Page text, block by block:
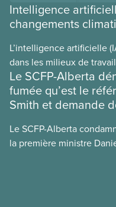
Intelligence
changements
L’intelligence artificielle
dans les milieux de
manque de lois et de
de tests menés en
d’information porte sur
environnementales, le
l’intensification de ces
Le SCFP-Alberta
fumée qu’est le
Smith et demande
Le SCFP-Alberta
la première ministre